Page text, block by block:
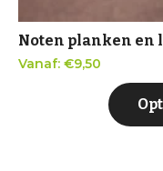
Noten planken en
Vanaf: €9,50